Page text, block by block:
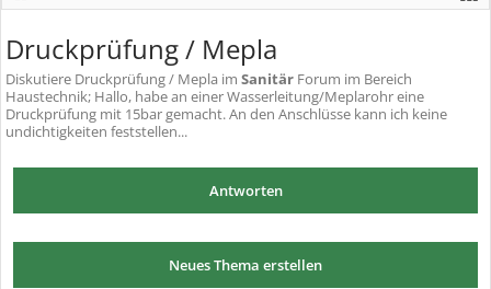
Druckprüfung / Mepla
Diskutiere Druckprüfung / Mepla im Sanitär Forum im Bereich
Haustechnik; Hallo, habe an einer Wasserleitung/Meplarohr eine
Druckprüfung mit 15bar gemacht. An den Anschlüsse kann ich keine
undichtigkeiten feststellen...
Antworten
Neues Thema erstellen